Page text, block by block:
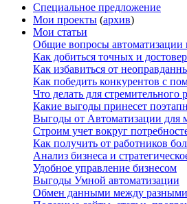
Специальное предложение
Мои проекты (архив)
Мои статьи
Общие вопросы автоматизации
Как добиться точных и
Как избавиться от
Как победить конкурентов с
Что делать для стремительного
Какие выгоды принесет
Выгоды от Автоматизации для
Строим учет вокруг
Как получить от работников
Анализ бизнеса и
Удобное управление бизнесом
Выгоды Умной автоматизации
Обмен данными между